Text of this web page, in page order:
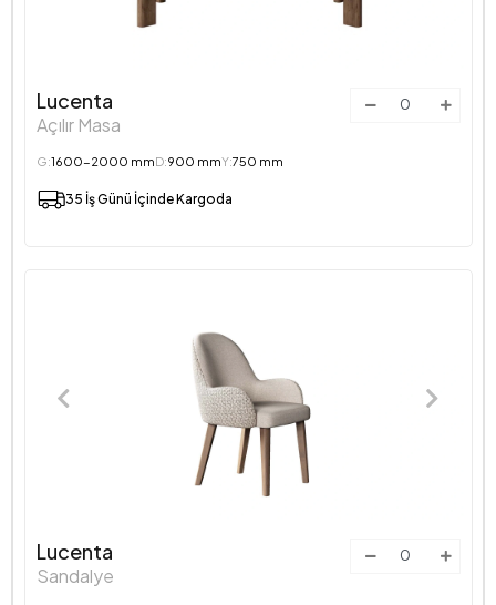
Lucenta
Açılır Masa
G:1600-2000 mmD:900 mmY:750 mm
35 İş Günü İçinde Kargoda
Lucenta
Sandalye